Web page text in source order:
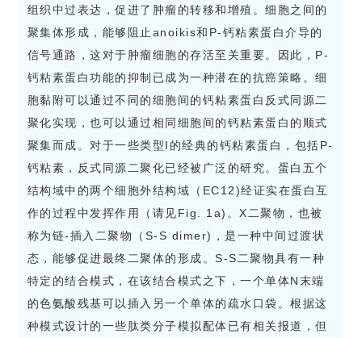
组织中过表达，促进了肿瘤的转移和增殖。细胞之间的
聚集体形成，能够阻止anoikis和P-钙粘素蛋白介导的
信号通路，这对于肿瘤细胞的存活至关重要。因此，P-
钙粘素蛋白功能的抑制已成为一种潜在的抗癌策略。细
胞黏附可以通过不同的细胞间的钙粘素蛋白反式同源二
聚化实现，也可以通过相同细胞间的钙粘素蛋白的顺式
聚集而成。对于一些类型I的经典的钙粘素蛋白，包括P-
钙粘素，反式同源二聚化已经被广泛的研究。蛋白五个
结构域中的两个细胞外结构域（EC12)经证实在蛋白互
作的过程中发挥作用（请见Fig. 1a)。X二聚物，也被
称为链-插入二聚物（S-S dimer)，是一种中间过渡状
态，能够促进最终二聚体的形成。S-S二聚物具有一种
特定的结合模式，在该结合模式之下，一个单体N末端
的色氨酸残基可以插入另一个单体的疏水口袋。根据这
种模式设计的一些肽类分子模拟配体已有相关报道，但